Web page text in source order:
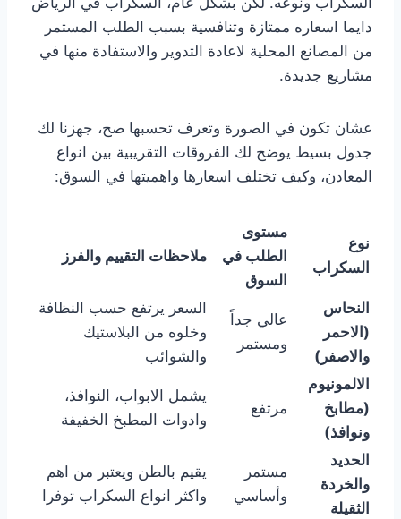
دايما اسعاره ممتازة وتنافسية بسبب الطلب المستمر
من المصانع المحلية لاعادة التدوير والاستفادة منها في
مشاريع جديدة.
عشان تكون في الصورة وتعرف تحسبها صح، جهزنا لك
جدول بسيط يوضح لك الفروقات التقريبية بين انواع
المعادن، وكيف تختلف اسعارها واهميتها في السوق:
نوع
السكراب
مستوى
الطلب في
السوق
ملاحظات التقييم والفرز
النحاس
(الاحمر
والاصفر)
عالي جداً
ومستمر
السعر يرتفع حسب النظافة
وخلوه من البلاستيك
والشوائب
الالمونيوم
(مطابخ
ونوافذ)
مرتفع
يشمل الابواب، النوافذ،
وادوات المطبخ الخفيفة
الحديد
والخردة
الثقيلة
مستمر
وأساسي
يقيم بالطن ويعتبر من اهم
واكثر انواع السكراب توفرا